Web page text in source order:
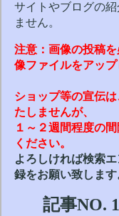
サイトやブログの
ません。
注意：画像の投稿
像ファイルをアップ
ショップ等の宣伝
たしませんが、
１～２週間程度の
ください。
よろしければ検索
録をお願い致します
記事NO.